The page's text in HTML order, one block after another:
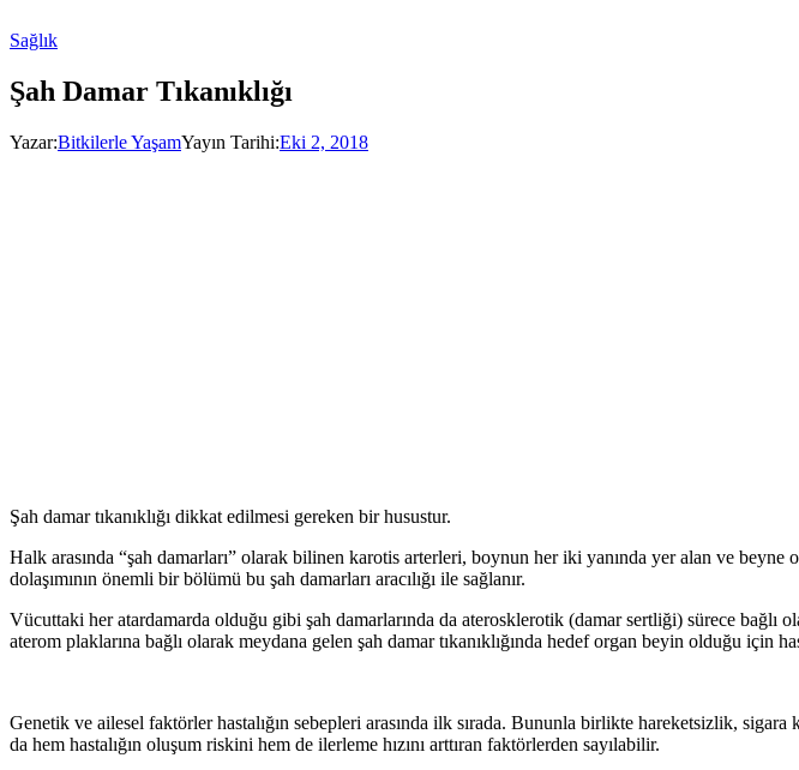
Sağlık
Şah Damar Tıkanıklığı
Yazar:Bitkilerle YaşamYayın Tarihi:Eki 2, 2018
Şah damar tıkanıklığı dikkat edilmesi gereken bir husustur.
Halk arasında “şah damarları” olarak bilinen karotis arterleri, boynun her iki yanında yer alan ve
dolaşımının önemli bir bölümü bu şah damarları aracılığı ile sağlanır.
Vücuttaki her atardamarda olduğu gibi şah damarlarında da aterosklerotik (damar sertliği) sürece
aterom plaklarına bağlı olarak meydana gelen şah damar tıkanıklığında hedef organ beyin olduğu için
Genetik ve ailesel faktörler hastalığın sebepleri arasında ilk sırada. Bununla birlikte hareketsizlik,
da hem hastalığın oluşum riskini hem de ilerleme hızını arttıran faktörlerden sayılabilir.